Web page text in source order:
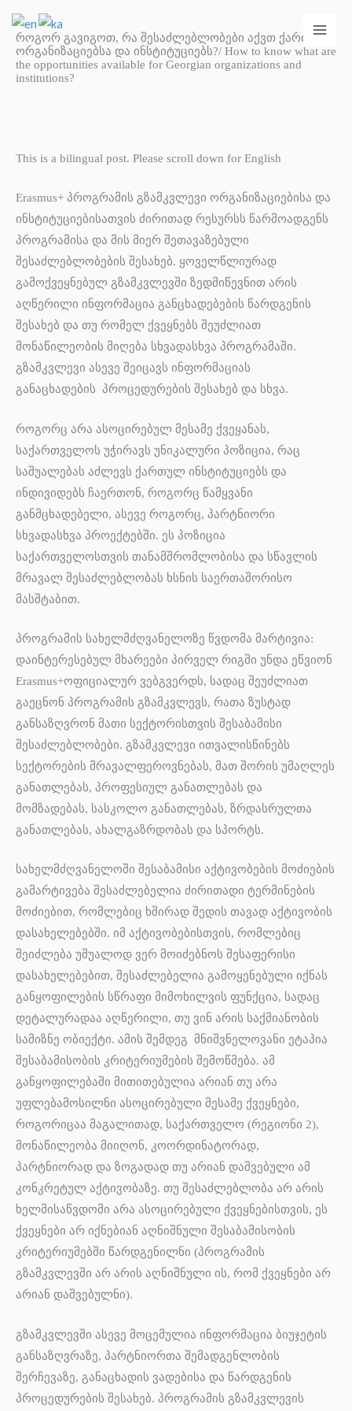
content
როგორ გავიგოთ, რა შესაძლებლობები აქვთ ქართულ
ორგანიზაციებსა და ინსტიტუციებს?/ How to know what are
the opportunities available for Georgian organizations and
institutions?
This is a bilingual post. Please scroll down for English
Erasmus+ პროგრამის გზამკვლევი ორგანიზაციებისა და
ინსტიტუციებისათვის ძირითად რესურსს წარმოადგენს
პროგრამისა და მის მიერ შეთავაზებული
შესაძლებლობების შესახებ. ყოველწლიურად
გამოქვეყნებულ გზამკვლევში ზედმიწევნით არის
აღწერილი ინფორმაცია განცხადებების წარდგენის
შესახებ და თუ რომელ ქვეყნებს შეუძლიათ
მონაწილეობის მიღება სხვადასხვა პროგრამაში.
გზამკვლევი ასევე შეიცავს ინფორმაციას
განაცხადების პროცედურების შესახებ და სხვა.
როგორც არა ასოცირებულ მესამე ქვეყანას,
საქართველოს უჭირავს უნიკალური პოზიცია, რაც
საშუალებას აძლევს ქართულ ინსტიტუციებს და
ინდივიდებს ჩაერთონ, როგორც წამყვანი
განმცხადებელი, ასევე როგორც, პარტნიორი
სხვადასხვა პროექტებში. ეს პოზიცია
საქართველოსთვის თანამშრომლობისა და სწავლის
მრავალ შესაძლებლობას ხსნის საერთაშორისო
მასშტაბით.
პროგრამის სახელმძღვანელოზე წვდომა მარტივია:
დაინტერესებულ მხარეები პირველ რიგში უნდა ეწვიონ
Erasmus+ოფიციალურ ვებგვერდს, სადაც შეუძლიათ
გაეცნონ პროგრამის გზამკვლევს, რათა ზუსტად
განსაზღვრონ მათი სექტორისთვის შესაბამისი
შესაძლებლობები. გზამკვლევი ითვალისწინებს
სექტორების მრავალფეროვნებას, მათ შორის უმაღლეს
განათლებას, პროფესიულ განათლებას და
მომზადებას, სასკოლო განათლებას, ზრდასრულთა
განათლებას, ახალგაზრდობას და სპორტს.
სახელმძღვანელოში შესაბამისი აქტივობების მოძიების
გამარტივება შესაძლებელია ძირითადი ტერმინების
მოძიებით, რომლებიც ხშირად შედის თავად აქტივობის
დასახელებებში. იმ აქტივობებისთვის, რომლებიც
შეიძლება უშუალოდ ვერ მოიძებნოს შესაფერისი
დასახელებებით, შესაძლებელია გამოყენებული იქნას
განყოფილების სწრაფი მიმოხილვის ფუნქცია, სადაც
დეტალურადაა აღწერილი, თუ ვინ არის საქმიანობის
სამიზნე ობიექტი. ამის შემდეგ მნიშვნელოვანი ეტაპია
შესაბამისობის კრიტერიუმების შემოწმება. ამ
განყოფილებაში მითითებულია არიან თუ არა
უფლებამოსილნი ასოცირებული მესამე ქვეყნები,
როგორიცაა მაგალითად, საქართველო (რეგიონი 2),
მონაწილეობა მიიღონ, კოორდინატორად,
პარტნიორად და ზოგადად თუ არიან დაშვებული ამ
კონკრეტულ აქტივობაზე. თუ შესაძლებლობა არ არის
ხელმისაწვდომი არა ასოცირებული ქვეყნებისთვის, ეს
ქვეყნები არ იქნებიან აღნიშნული შესაბამისობის
კრიტერიუმებში წარდგენილნი (პროგრამის
გზამკვლევში არ არის აღნიშნული ის, რომ ქვეყნები არ
არიან დაშვებულნი).
გზამკვლევში ასევე მოცემულია ინფორმაცია ბიუჯეტის
განსაზღვრაზე, პარტნიორთა შემადგენლობის
შერჩევაზე, განაცხადის ვადებისა და წარდგენის
პროცედურების შესახებ. პროგრამის გზამკვლევის